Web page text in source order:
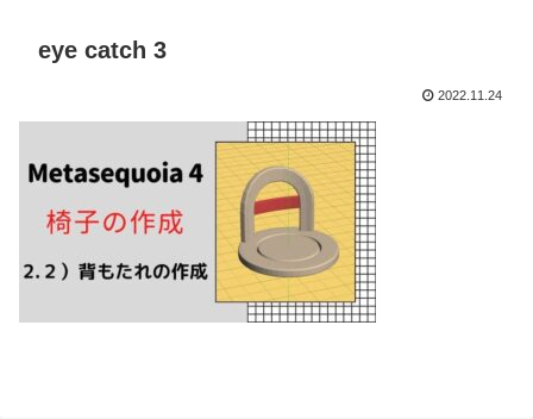
eye catch 3
2022.11.24